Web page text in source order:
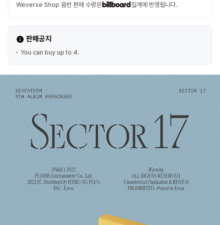
Weverse Shop 음반 판매 수량은 집계에 반영됩니다.
판매공지
You can buy up to 4.